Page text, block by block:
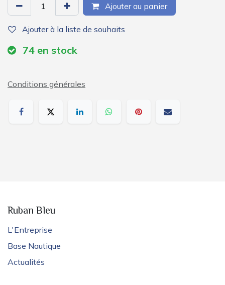
Ajouter au panier
Ajouter à la liste de souhaits
74 en stock
Conditions générales
Ruban Bleu
L'Entreprise
Base Nautique
Actualités